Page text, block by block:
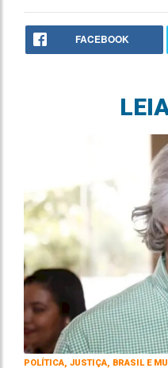
FACEBOOK
POLÍTICA, JUSTIÇA, BRASIL E